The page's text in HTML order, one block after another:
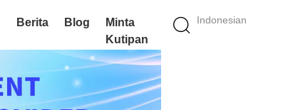
Indonesian
Berita Blog
Minta
Kutipan